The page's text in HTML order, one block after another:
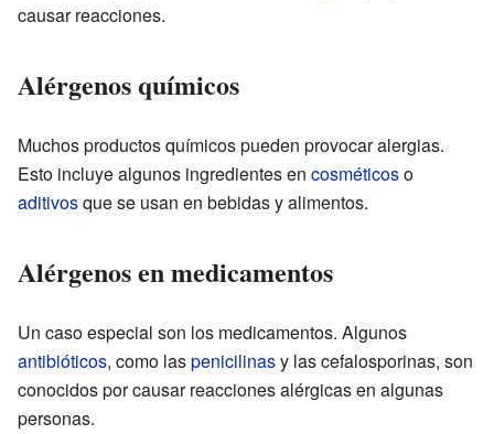
causar reacciones.
Alérgenos químicos
Muchos productos químicos pueden provocar alergias.
Esto incluye algunos ingredientes en cosméticoso
aditivosque se usan en bebidas y alimentos.
Alérgenos en medicamentos
Un caso especial son los medicamentos. Algunos
antibióticos, como laspenicilinasy las cefalosporinas, son
conocidos por causar reacciones alérgicas en algunas
personas.